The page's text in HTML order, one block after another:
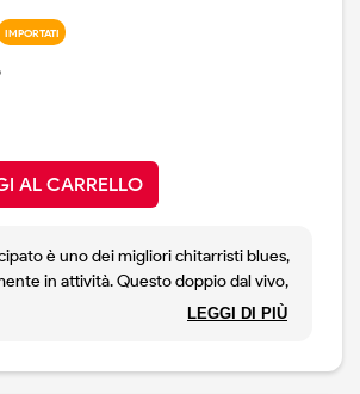
IMPORTATI
AL CARRELLO
è uno dei migliori chitarristi blues,
in attività. Questo doppio dal vivo,
ci presenta il lato migliore diLEGGI DI PIÙ